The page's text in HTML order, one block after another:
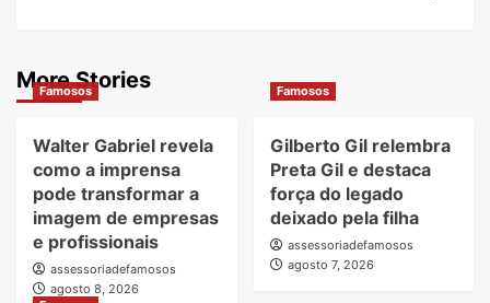
More Stories
Famosos
Walter Gabriel revela
como a imprensa
pode transformar a
imagem de empresas
e profissionais
assessoriadefamosos
agosto 8, 2026
Famosos
Gilberto Gil relembra
Preta Gil e destaca
força do legado
deixado pela filha
assessoriadefamosos
agosto 7, 2026